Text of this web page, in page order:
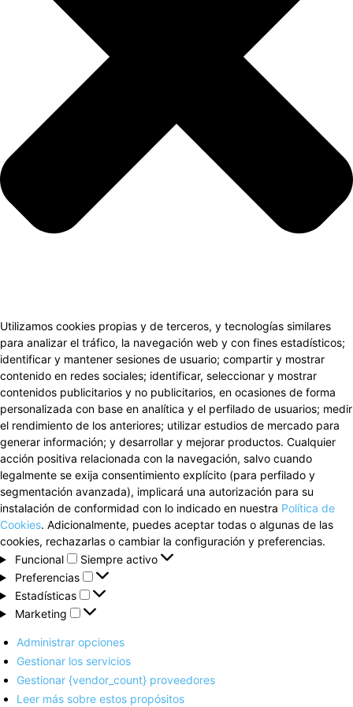
Utilizamos cookies propias y de terceros, y tecnologías similares
para analizar el tráfico, la navegación web y con fines estadísticos;
identificar y mantener sesiones de usuario; compartir y mostrar
contenido en redes sociales; identificar, seleccionar y mostrar
contenidos publicitarios y no publicitarios, en ocasiones de forma
personalizada con base en analítica y el perfilado de usuarios; medir
el rendimiento de los anteriores; utilizar estudios de mercado para
generar información; y desarrollar y mejorar productos. Cualquier
acción positiva relacionada con la navegación, salvo cuando
legalmente se exija consentimiento explícito (para perfilado y
segmentación avanzada), implicará una autorización para su
instalación de conformidad con lo indicado en nuestra Política de
Cookies. Adicionalmente, puedes aceptar todas o algunas de las
cookies, rechazarlas o cambiar la configuración y preferencias.
Funcional
Funcional
Siempre activo
Preferencias
Preferencias
Estadísticas
Estadísticas
Marketing
Marketing
Administrar opciones
Gestionar los servicios
Gestionar {vendor_count} proveedores
Leer más sobre estos propósitos